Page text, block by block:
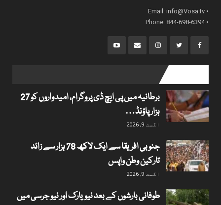
• Email:
info@Vosa.tv
• Phone: 844-698-6394
برطانیہ میں پی ایچ ڈی پروگرام، امیدواروں کو 27
ہزار پاؤنڈ…
اگست 9, 2026
جنوبی افریقا سے ایک لاکھ 78 ہزار سے زائد
تارکین وطن واپس
اگست 9, 2026
طوفانی بارشوں کے بعد نیویارک اور نیو جرسی میں